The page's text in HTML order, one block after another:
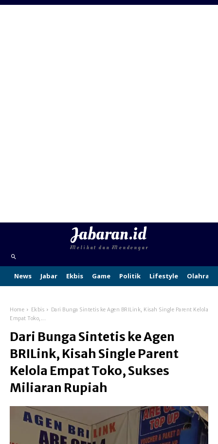
Jabaran.id
Melihat dan Mendengar
News Jabar Ekbis Game Politik Lifestyle Olahraga
Home Ekbis
Dari Bunga Sintetis ke Agen BRILink, Kisah Single Parent Kelola
Empat Toko,...
Dari Bunga Sintetis ke Agen
BRILink, Kisah Single Parent
Kelola Empat Toko, Sukses
Miliaran Rupiah